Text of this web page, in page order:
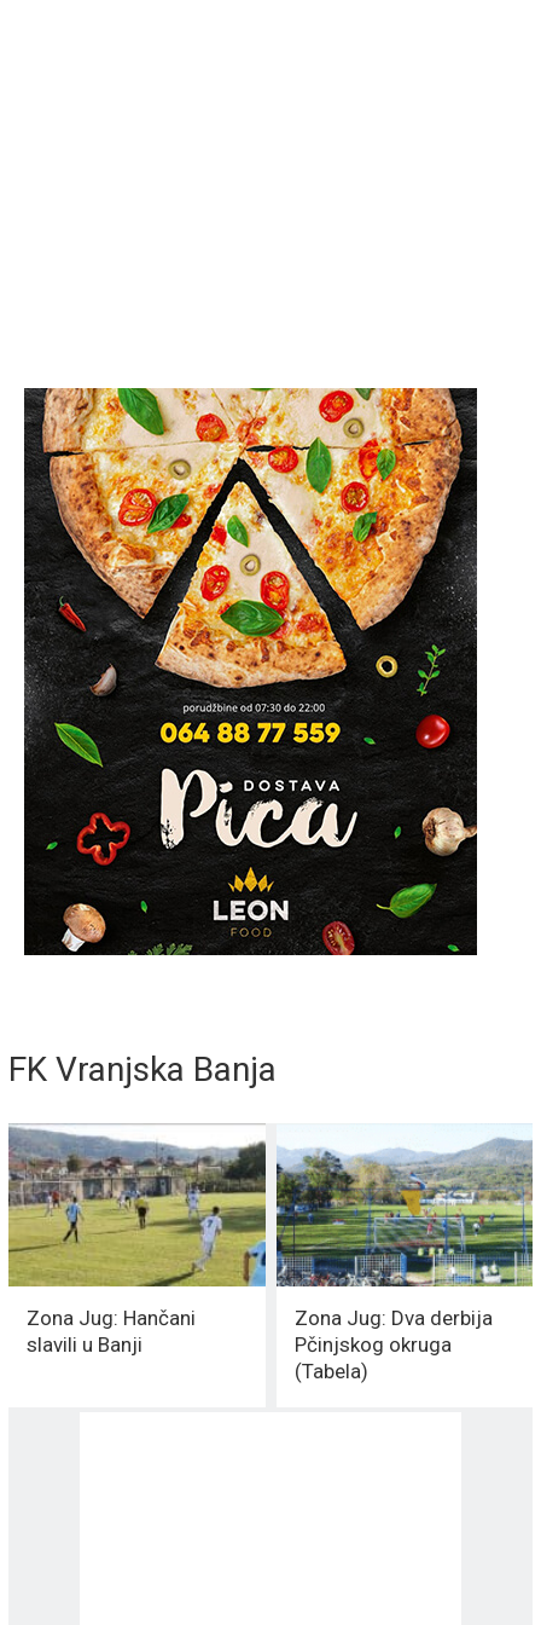
FK Vranjska Banja
Zona Jug: Hančani
slavili u Banji
Zona Jug: Dva derbija
Pčinjskog okruga
(Tabela)